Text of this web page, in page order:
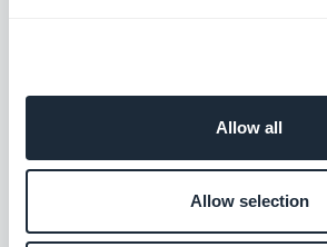
Allow all
Allow selection